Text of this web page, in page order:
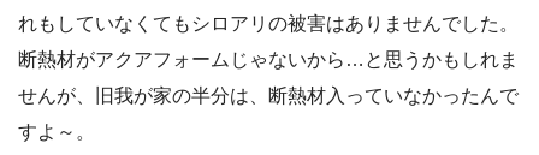
れもしていなくてもシロアリの被害はありませんでした。
断熱材がアクアフォームじゃないから…と思うかもしれま
せんが、旧我が家の半分は、断熱材入っていなかったんで
すよ～。